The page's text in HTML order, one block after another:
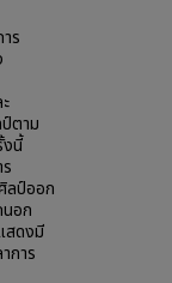
ร
ตาม
งนี้
ลป์ออก
นอก
สดงมี
การ